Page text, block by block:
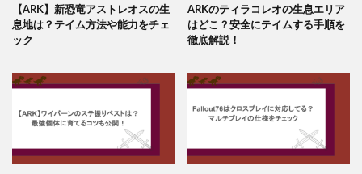
【ARK】新恐竜アストレオスの生
息地は？テイム方法や能力をチェ
ック
ARKのティラコレオの生息エリア
はどこ？安全にテイムする手順を
徹底解説！